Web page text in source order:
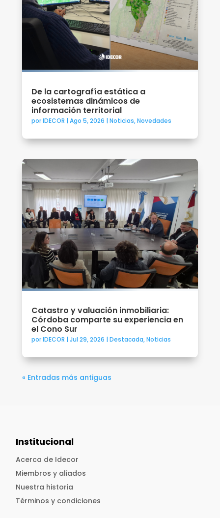
De la cartografía estática a
ecosistemas dinámicos de
información territorial
porIDECOR | Ago 5, 2026 | Noticias,Novedades
Catastro y valuación inmobiliaria:
Córdoba comparte su experiencia en
el Cono Sur
porIDECOR | Jul 29, 2026 | Destacada,Noticias
« Entradas más antiguas
Institucional
Acerca de Idecor
Miembros y aliados
Nuestra historia
Términos y condiciones